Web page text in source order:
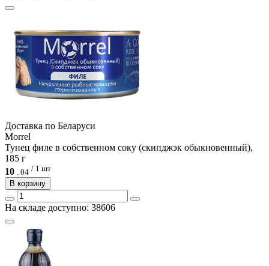
Доcтавка по Беларуси
Morrel
Тунец филе в собственном соку (скипджэк обыкновенный),
185 г
10 . 04 / 1 шт
В корзину
На складе доступно: 38606